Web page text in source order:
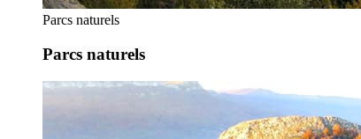
Parcs naturels
Parcs naturels